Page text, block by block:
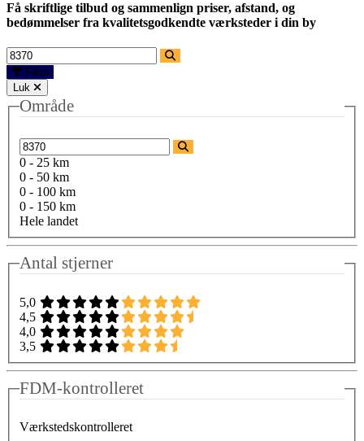
Få skriftlige tilbud og sammenlign priser, afstand, og
bedømmelser fra kvalitetsgodkendte værksteder i din by
Filtre
Luk
Område
0 - 25 km
0 - 50 km
0 - 100 km
0 - 150 km
Hele landet
Antal stjerner
5,0
4,5
4,0
3,5
FDM-kontrolleret
Værkstedskontrolleret